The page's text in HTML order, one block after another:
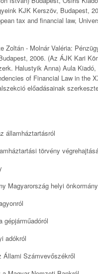
KJK Kerszöv, Budapest,
tax and financial law,
Zoltán - Molnár Valéria:
2006. (Az ÁJK Kari
Halustyik Anna) Aula
of Financial Law in the
előadásainak
törvény
helyi
gépjárműadóról
Számvevőszékről